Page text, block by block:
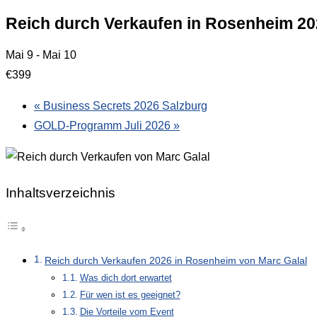
Reich durch Verkaufen in Rosenheim
Mai 9 - Mai 10
€399
« Business Secrets 2026 Salzburg
GOLD-Programm Juli 2026 »
Inhaltsverzeichnis
Reich durch Verkaufen 2026 in Rosenheim von Marc Galal
Was dich dort erwartet
Für wen ist es geeignet?
Die Vorteile vom Event